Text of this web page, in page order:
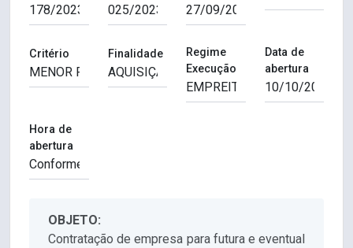
Critério Finalidade
Regime
Execução
Data de
abertura
Hora de
abertura
OBJETO:
Contratação de empresa para futura e eventual